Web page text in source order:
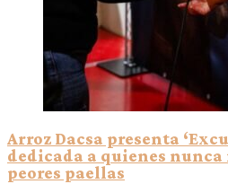
Arroz Dacsa presenta
dedicada a quienes nunca
peores paellas